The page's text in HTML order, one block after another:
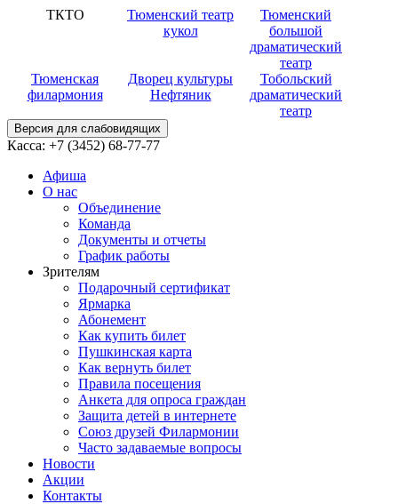
ТКТО
Тюменский театр
кукол
Тюменский
большой
драматический
театр
Тюменская
филармония
Дворец культуры
Нефтяник
Тобольский
драматический
театр
Версия для слабовидящих
Касса: +7 (3452) 68-77-77
Афиша
О нас
Объединение
Команда
Документы и отчеты
График работы
Зрителям
Подарочный сертификат
Ярмарка
Абонемент
Как купить билет
Пушкинская карта
Как вернуть билет
Правила посещения
Анкета для опроса граждан
Защита детей в интернете
Союз друзей Филармонии
Часто задаваемые вопросы
Новости
Акции
Контакты